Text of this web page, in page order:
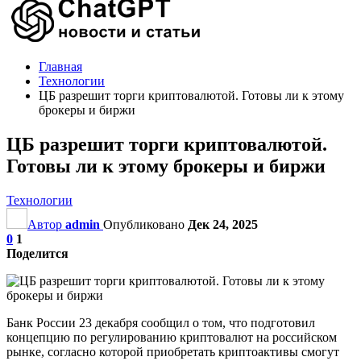
Главная
Технологии
ЦБ разрешит торги криптовалютой. Готовы ли к этому
брокеры и биржи
ЦБ разрешит торги криптовалютой.
Готовы ли к этому брокеры и биржи
Технологии
Автор admin Опубликовано Дек 24, 2025
0 1
Поделится
Банк России 23 декабря сообщил о том, что подготовил
концепцию по регулированию криптовалют на российском
рынке, согласно которой приобретать криптоактивы смогут